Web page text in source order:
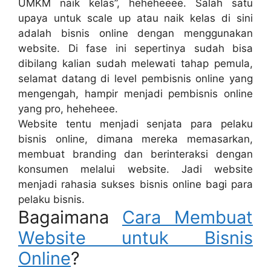
UMKM naik kelas”, heheheeee. Salah satu
upaya untuk scale up atau naik kelas di sini
adalah bisnis online dengan menggunakan
website. Di fase ini sepertinya sudah bisa
dibilang kalian sudah melewati tahap pemula,
selamat datang di level pembisnis online yang
mengengah, hampir menjadi pembisnis online
yang pro, heheheee.
Website tentu menjadi senjata para pelaku
bisnis online, dimana mereka memasarkan,
membuat branding dan berinteraksi dengan
konsumen melalui website. Jadi website
menjadi rahasia sukses bisnis online bagi para
pelaku bisnis.
Bagaimana Cara Membuat
Website untuk Bisnis
Online?